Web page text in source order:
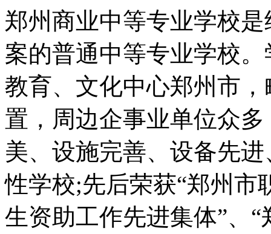
郑州商业中等专业学校
案的普通中等专业学校
教育、文化中心郑州市
置，周边企事业单位众
美、设施完善、设备先
性学校;先后荣获“郑州市
生资助工作先进集体”、